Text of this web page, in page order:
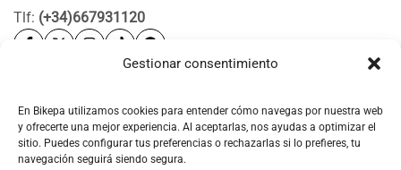
Gestionar consentimiento
En Bikepa utilizamos cookies para entender cómo navegas por nuestra web
y ofrecerte una mejor experiencia. Al aceptarlas, nos ayudas a optimizar el
sitio. Puedes configurar tus preferencias o rechazarlas si lo prefieres, tu
navegación seguirá siendo segura.
Tlf: (+34)667931120
Bikepa
Newsletter Bikepa